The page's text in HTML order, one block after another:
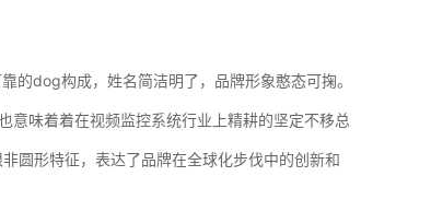
dog构成，姓名简洁明了，品牌形象憨态可掬。
味着着在视频监控系统行业上精耕的坚定不移总
圆形特征，表达了品牌在全球化步伐中的创新和